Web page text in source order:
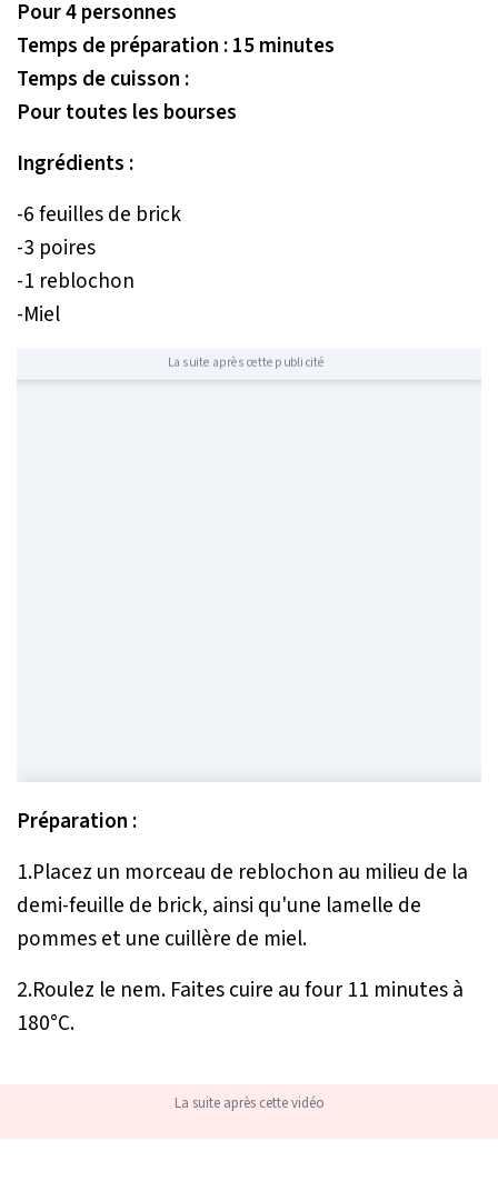
Pour 4 personnes
Temps de préparation : 15 minutes
Temps de cuisson :
Pour toutes les bourses
Ingrédients :
-6 feuilles de brick
-3 poires
-1 reblochon
-Miel
La suite après cette publicité
Préparation :
1.Placez un morceau de reblochon au milieu de la
demi-feuille de brick, ainsi qu'une lamelle de
pommes et une cuillère de miel.
2.Roulez le nem. Faites cuire au four 11 minutes à
180°C.
La suite après cette vidéo